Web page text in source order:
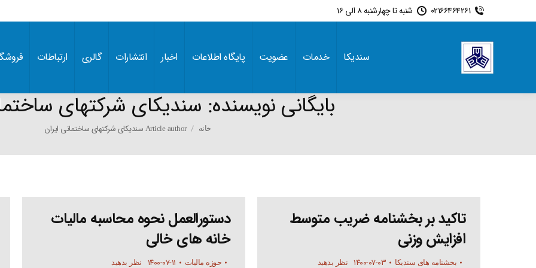
02166464261 شنبه تا چهارشنبه 8 الی 16
سندیکا خدمات عضویت پایگاه اطلاعات اخبار انتشارات گالری ارتباطات
بایگانی نویسنده: سندیکای شرکتهای
You are here:
خانه Article author سندیکای شرکتهای ساختمانی ایران
دستورالعمل نحوه محاسبه مالیات
خانه های خالی
حوزه مالیات ۱۴۰۰-۰۷-۱۱ نظر بدهید
تاکید بر بخشنامه ضریب متوسط
افزایش وزنی
بخشنامه های سندیکا ۱۴۰۰-۰۷-۰۳ نظر بدهید